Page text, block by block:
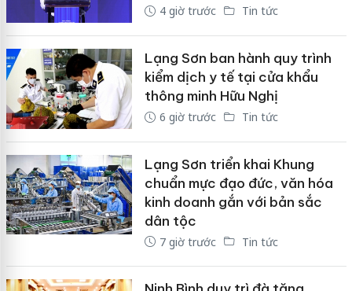
4 giờ trước Tin tức
Lạng Sơn ban hành quy trình
kiểm dịch y tế tại cửa khẩu
thông minh Hữu Nghị
6 giờ trước Tin tức
Lạng Sơn triển khai Khung
chuẩn mực đạo đức, văn hóa
kinh doanh gắn với bản sắc
dân tộc
7 giờ trước Tin tức